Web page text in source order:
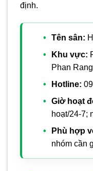
định.
Tên sân:
Khu vực:
Phan
Hotline:
Giờ hoạt
hoạt/24-7;
Phù hợp
nhóm cần